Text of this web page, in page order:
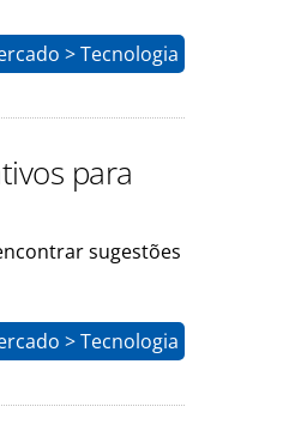
> Tecnologia
para
sugestões
> Tecnologia